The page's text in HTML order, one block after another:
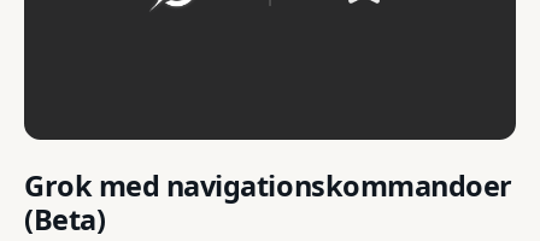
Grok med navigationskommandoer
(Beta)